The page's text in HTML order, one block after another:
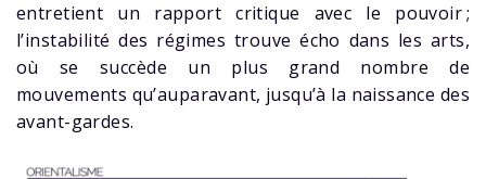
entretient un rapport critique avec le pouvoir ;
l’instabilité des régimes trouve écho dans les arts,
où se succède un plus grand nombre de
mouvements qu’auparavant, jusqu’à la naissance des
avant-gardes.